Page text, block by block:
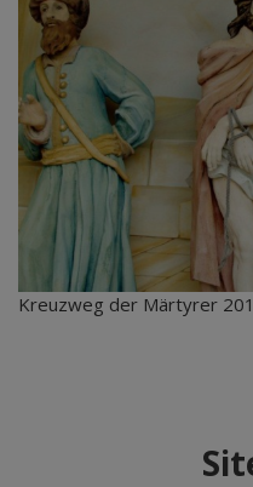
Kreuzweg der Märtyrer